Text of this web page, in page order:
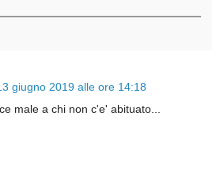
giugno 2019 alle ore 14:18
male a chi non c'e' abituato...